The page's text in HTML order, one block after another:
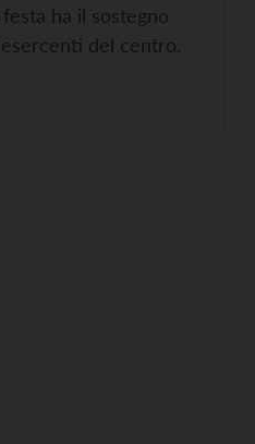
ha il sostegno
del centro.